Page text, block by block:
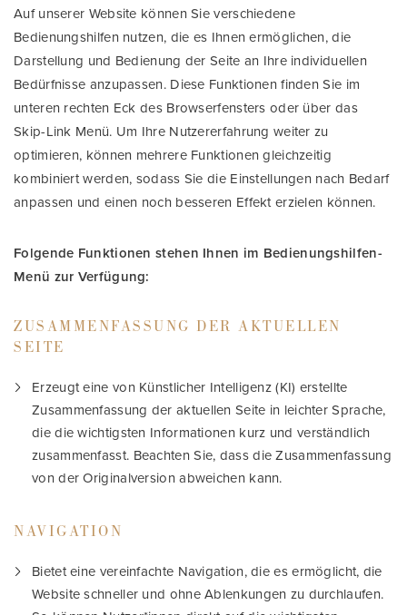
Auf unserer Website können Sie verschiedene
Bedienungshilfen nutzen, die es Ihnen ermöglichen, die
Darstellung und Bedienung der Seite an Ihre individuellen
Bedürfnisse anzupassen. Diese Funktionen finden Sie im
unteren rechten Eck des Browserfensters oder über das
Skip-Link Menü. Um Ihre Nutzererfahrung weiter zu
optimieren, können mehrere Funktionen gleichzeitig
kombiniert werden, sodass Sie die Einstellungen nach Bedarf
anpassen und einen noch besseren Effekt erzielen können.
Folgende Funktionen stehen Ihnen im Bedienungshilfen-
Menü zur Verfügung:
ZUSAMMENFASSUNG DER AKTUELLEN
SEITE
Erzeugt eine von Künstlicher Intelligenz (KI) erstellte
Zusammenfassung der aktuellen Seite in leichter Sprache,
die die wichtigsten Informationen kurz und verständlich
zusammenfasst. Beachten Sie, dass die Zusammenfassung
von der Originalversion abweichen kann.
NAVIGATION
Bietet eine vereinfachte Navigation, die es ermöglicht, die
Website schneller und ohne Ablenkungen zu durchlaufen.